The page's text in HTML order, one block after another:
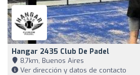
Hangar 2435 Club De Padel
8,7km, Buenos Aires
Ver dirección y datos de contacto